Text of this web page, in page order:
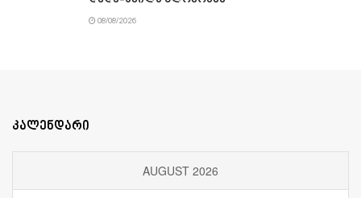
08/08/2026
კალენდარი
AUGUST 2026